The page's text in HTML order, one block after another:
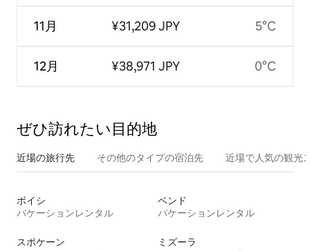
11月
12月
¥31,209 JPY
¥38,971 JPY
5°C
0°C
ぜひ訪⁠れ⁠た⁠い目⁠的⁠地
近場の旅行先 その他のタ⁠イ⁠プ⁠の宿⁠泊⁠先 近場で人気の観光
ボイシ
バケーションレンタル
ベンド
バケーションレンタル
スポケーン
ミズーラ